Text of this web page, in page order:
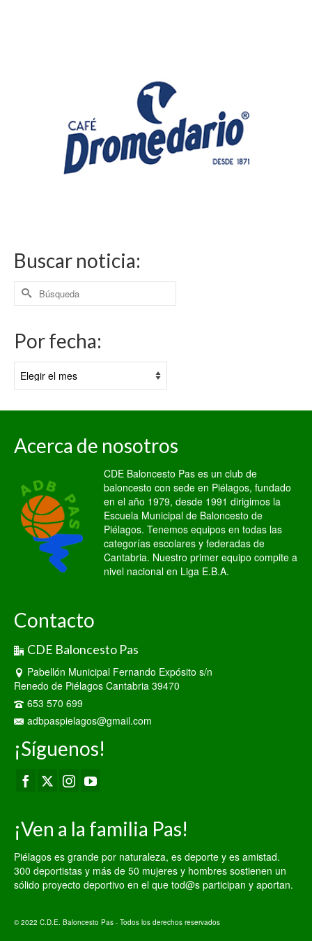
Buscar noticia:
Buscar
por:
Por fecha:
fecha:
Acerca de nosotros
CDE Baloncesto Pas es un club de
baloncesto con sede en Piélagos, fundado
en el año 1979, desde 1991 dirigimos la
Escuela Municipal de Baloncesto de
Piélagos. Tenemos equipos en todas las
categorías escolares y federadas de
Cantabria. Nuestro primer equipo compite a
nivel nacional en Liga E.B.A.
Contacto
CDE Baloncesto Pas
Pabellón Municipal Fernando Expósito s/n
Renedo de Piélagos Cantabria 39470
653 570 699
adbpaspielagos@gmail.com
¡Síguenos!
¡Ven a la familia Pas!
Piélagos es grande por naturaleza, es deporte y es amistad.
300 deportistas y más de 50 mujeres y hombres sostienen un
sólido proyecto deportivo en el que tod@s participan y aportan.
© 2022 C.D.E. Baloncesto Pas - Todos los derechos reservados